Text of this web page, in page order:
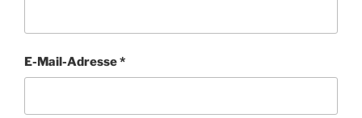
E-Mail-Adresse*